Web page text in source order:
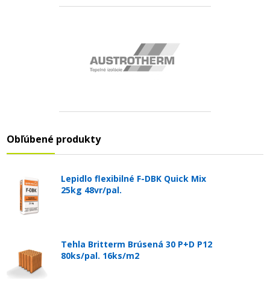
Obľúbené produkty
Lepidlo flexibilné F-DBK Quick Mix
25kg 48vr/pal.
Tehla Britterm Brúsená 30 P+D P12
80ks/pal. 16ks/m2